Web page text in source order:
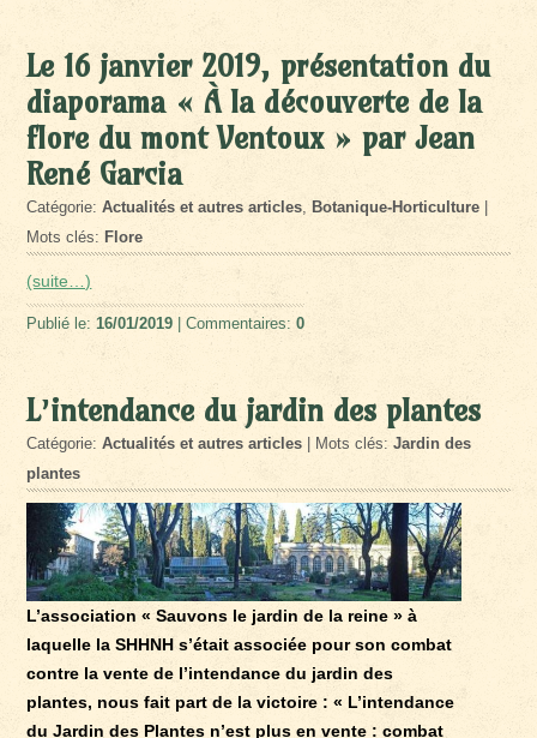
Le 16 janvier 2019, présentation du
diaporama « À la découverte de la
flore du mont Ventoux » par Jean
René Garcia
Catégorie:Actualités et autres articles, Botanique-Horticulture
Mots clés: Flore
(suite…)
Publié le:16/01/2019 | Commentaires:0
L’intendance du jardin des plantes
Catégorie:Actualités et autres articles | Mots clés:Jardin des
plantes
L’association « Sauvons le jardin de la reine » à
laquelle la SHHNH s’était associée pour son combat
contre la vente de l’intendance du jardin des
plantes, nous fait part de la victoire : « L’intendance
du Jardin des Plantes n’est plus en vente : combat